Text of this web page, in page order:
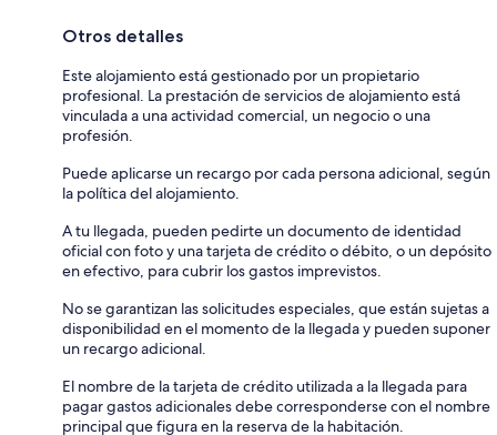
Otros detalles
Este alojamiento está gestionado por un propietario
profesional. La prestación de servicios de alojamiento está
vinculada a una actividad comercial, un negocio o una
profesión.
Puede aplicarse un recargo por cada persona adicional, según
la política del alojamiento.
A tu llegada, pueden pedirte un documento de identidad
oficial con foto y una tarjeta de crédito o débito, o un depósito
en efectivo, para cubrir los gastos imprevistos.
No se garantizan las solicitudes especiales, que están sujetas a
disponibilidad en el momento de la llegada y pueden suponer
un recargo adicional.
El nombre de la tarjeta de crédito utilizada a la llegada para
pagar gastos adicionales debe corresponderse con el nombre
principal que figura en la reserva de la habitación.